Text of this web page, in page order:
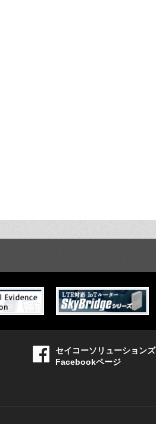
セイコーソリューションズ
Facebookページ